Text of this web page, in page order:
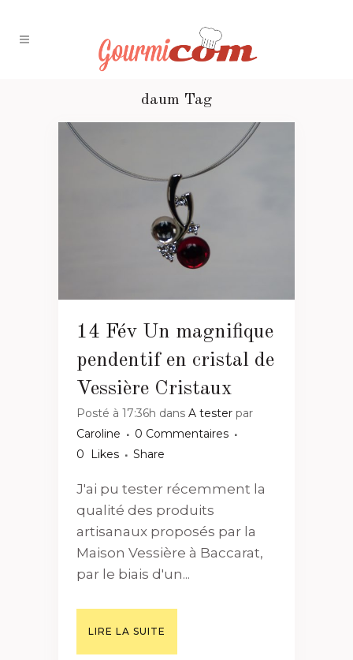
daum Tag
14 Fév Un magnifique
pendentif en cristal de
Vessière Cristaux
Posté à 17:36h dans A tester par
Caroline
0 Commentaires
0
Likes Share
J'ai pu tester récemment la
qualité des produits
artisanaux proposés par la
Maison Vessière à Baccarat,
par le biais d'un...
LIRE LA SUITE